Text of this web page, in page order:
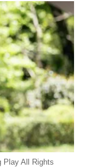
Play All Rights